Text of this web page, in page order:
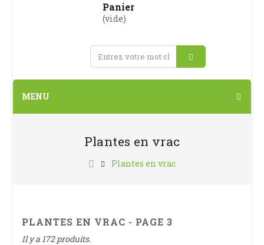
Panier
(vide)
MENU
Plantes en vrac
Plantes en vrac
PLANTES EN VRAC - PAGE 3
Il y a 172 produits.